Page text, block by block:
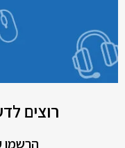
רוצים
הרשמו